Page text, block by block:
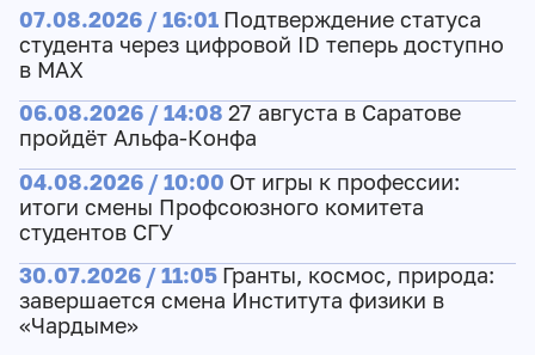
07.08.2026 / 16:01 Подтверждение статуса
студента через цифровой ID теперь доступно
в МАХ
06.08.2026 / 14:08 27 августа в Саратове
пройдёт Альфа-Конфа
04.08.2026 / 10:00 От игры к профессии:
итоги смены Профсоюзного комитета
студентов СГУ
30.07.2026 / 11:05 Гранты, космос, природа:
завершается смена Института физики в
«Чардыме»